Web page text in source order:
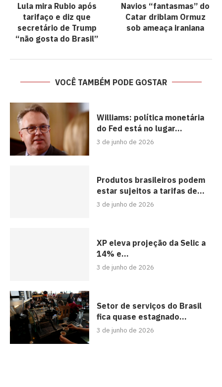
Lula mira Rubio após
tarifaço e diz que
secretário de Trump
“não gosta do Brasil”
Navios “fantasmas” do
Catar driblam Ormuz
sob ameaça iraniana
VOCÊ TAMBÉM PODE GOSTAR
Williams: política monetária
do Fed está no lugar...
3 de junho de 2026
Produtos brasileiros podem
estar sujeitos a tarifas de...
3 de junho de 2026
XP eleva projeção da Selic a
14% e...
3 de junho de 2026
Setor de serviços do Brasil
fica quase estagnado...
3 de junho de 2026